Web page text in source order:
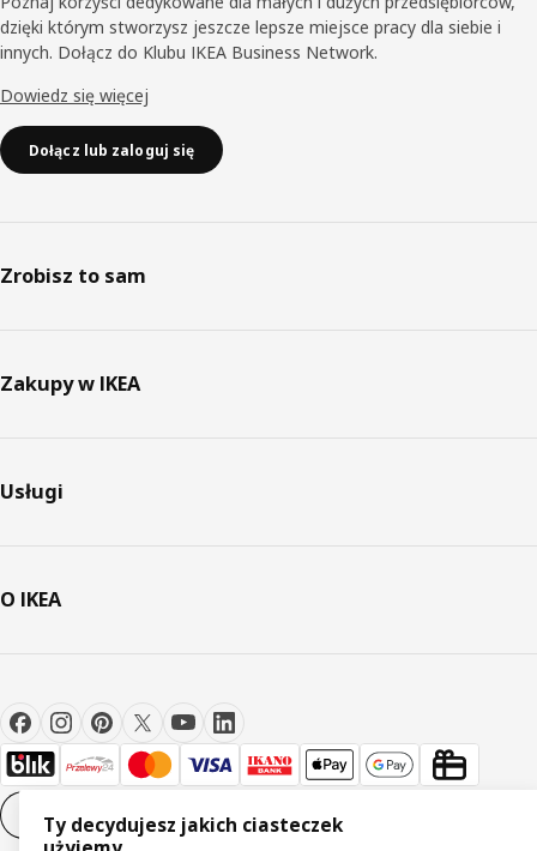
dzięki którym stworzysz jeszcze lepsze miejsce pracy dla siebie i
innych. Dołącz do Klubu IKEA Business Network.
Dowiedz się więcej
Dołącz lub zaloguj się
Zrobisz to sam
Zakupy w IKEA
Usługi
O IKEA
Ustawienia plików cookie
Ty decydujesz jakich ciasteczek